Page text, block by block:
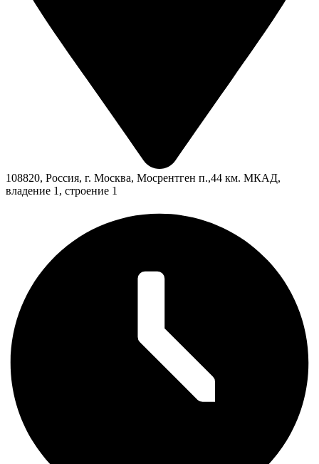
108820, Россия, г. Москва, Мосрентген п.,44 км. МКАД,
владение 1, строение 1